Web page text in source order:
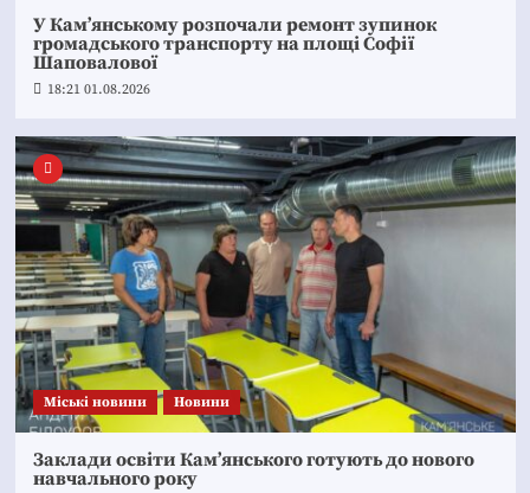
У Кам’янському розпочали ремонт зупинок
громадського транспорту на площі Софії
Шаповалової
18:21 01.08.2026
Mіські новини Новини
Заклади освіти Кам’янського готують до нового
навчального року